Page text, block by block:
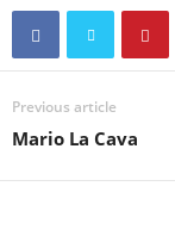
Previous article
Mario La Cava